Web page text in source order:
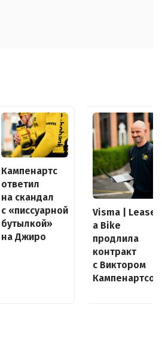
Кампенартс
ответил
на скандал
с «писсуарной
бутылкой»
на Джиро
Visma | Lease
a Bike
продлила
контракт
с Виктором
Кампенартсом